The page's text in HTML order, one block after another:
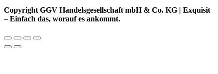
Copyright GGV Handelsgesellschaft mbH & Co. KG | Exquisit
– Einfach das, worauf es ankommt.